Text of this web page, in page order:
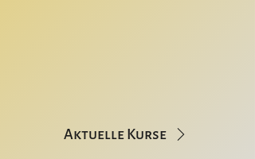
Aktuelle Kurse